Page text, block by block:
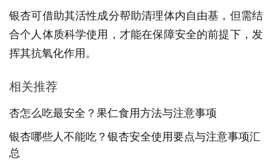
银杏可借助其活性成分帮助清理体内自由基，但需结
合个人体质科学使用，才能在保障安全的前提下，发
挥其抗氧化作用。
相关推荐
杏怎么吃最安全？果仁食用方法与注意事项
银杏哪些人不能吃？银杏安全使用要点与注意事项汇
总